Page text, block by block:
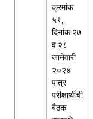
क्रमांक
५९,
दिनांक २७
व २८
जानेवारी
२०२४
पात्र
परीक्षार्थीची
बैठक